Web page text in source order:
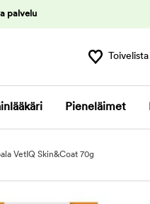
palvelu
Toivelista
Pieneläimet
VetIQ Skin&Coat 70g